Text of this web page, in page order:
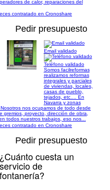
de calor, reparaciones del
contratado en Cronoshare
Pedir presupuesto
Email validado
Teléfono validado
Somos facilreformas
realizamos reformas
integrales y parciales
de viviendas, locales,
casas de pueblo,
tejados, etc.... En
Navarra y zonas
nos ocupamos de todo desde
proyecto, dirección de obra,
todos nuestros trabajos, eso nos...
contratado en Cronoshare
Pedir presupuesto
¿Cuánto cuesta un
servicio de
fontanería?